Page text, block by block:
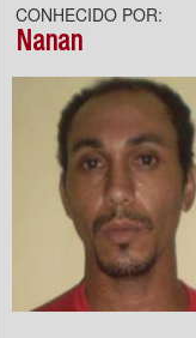
CONHECIDO POR:
Nanan